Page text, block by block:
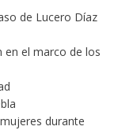
de Lucero Díaz
en el marco de los
durante